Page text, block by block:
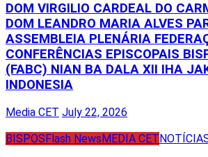
DOM VIRGILIO CARDEAL DO
DOM LEANDRO MARIA ALVES
ASSEMBLEIA PLENÁRIA
CONFERÊNCIAS EPISCOPAIS
(FABC) NIAN BA DALA XII IHA
INDONESIA
Media CET July 22, 2026
BISPOSFlash NewsMEDIA CET